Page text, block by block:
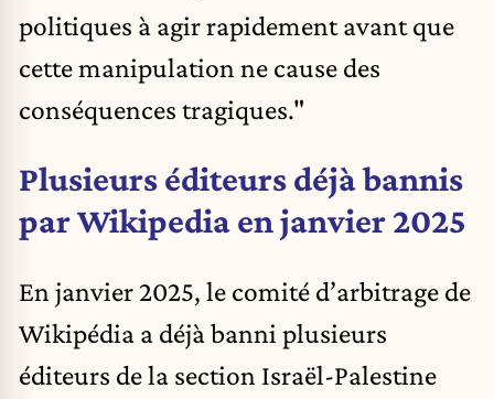
politiques à agir rapidement avant que
cette manipulation ne cause des
conséquences tragiques."
Plusieurs éditeurs déjà bannis
par Wikipedia en janvier 2025
En janvier 2025, le comité d’arbitrage de
Wikipédia a déjà banni plusieurs
éditeurs de la section Israël-Palestine